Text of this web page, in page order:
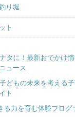
り堀
ト